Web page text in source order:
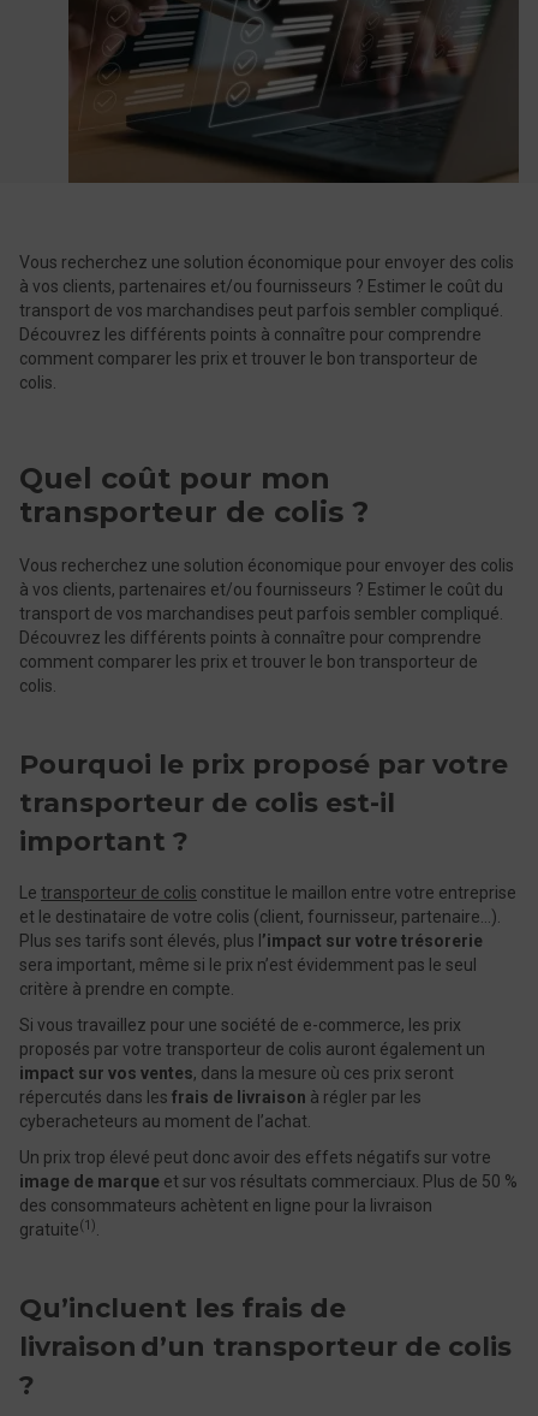
Vous recherchez une solution économique pour envoyer des colis
à vos clients, partenaires et/ou fournisseurs ? Estimer le coût du
transport de vos marchandises peut parfois sembler compliqué.
Découvrez les différents points à connaître pour comprendre
comment comparer les prix et trouver le bon transporteur de
colis.
Quel coût pour mon
transporteur de colis ?
Vous recherchez une solution économique pour envoyer des colis
à vos clients, partenaires et/ou fournisseurs ? Estimer le coût du
transport de vos marchandises peut parfois sembler compliqué.
Découvrez les différents points à connaître pour comprendre
comment comparer les prix et trouver le bon transporteur de
colis.
Pourquoi le prix proposé par votre
transporteur de colis est-il
important ?
Le transporteur de colis constitue le maillon entre votre entreprise
et le destinataire de votre colis (client, fournisseur, partenaire…).
Plus ses tarifs sont élevés, plus l ’impact sur votre trésorerie
sera important, même si le prix n’est évidemment pas le seul
critère à prendre en compte.
Si vous travaillez pour une société de e-commerce, les prix
proposés par votre transporteur de colis auront également un
impact sur vos ventes, dans la mesure où ces prix seront
répercutés dans les frais de livraison à régler par les
cyberacheteurs au moment de l’achat.
Un prix trop élevé peut donc avoir des effets négatifs sur votre
image de marque et sur vos résultats commerciaux. Plus de 50 %
des consommateurs achètent en ligne pour la livraison
gratuite(1)
Qu’incluent les frais de
livraison d’un transporteur de colis
?